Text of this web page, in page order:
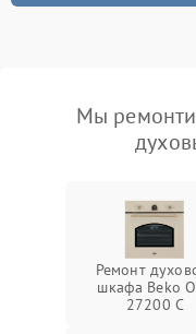
Мы
Ремонт
шкафа Beko
27200 C